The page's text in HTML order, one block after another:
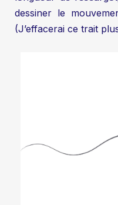
dessiner le
(J’effacerai ce trait